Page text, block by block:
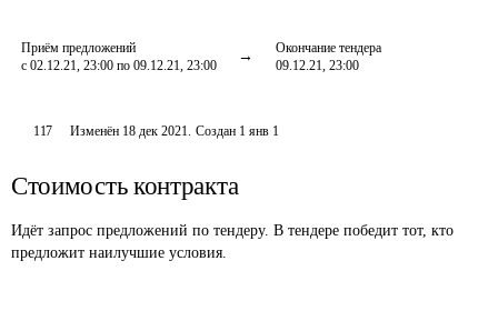
Приём предложений
с 02.12.21, 23:00 по 09.12.21, 23:00
Окончание тендера
09.12.21, 23:00
117 Изменён 18 дек 2021. Создан 1 янв 1
Стоимость контракта
Идёт запрос предложений по тендеру. В тендере победит тот, кто
предложит наилучшие условия.